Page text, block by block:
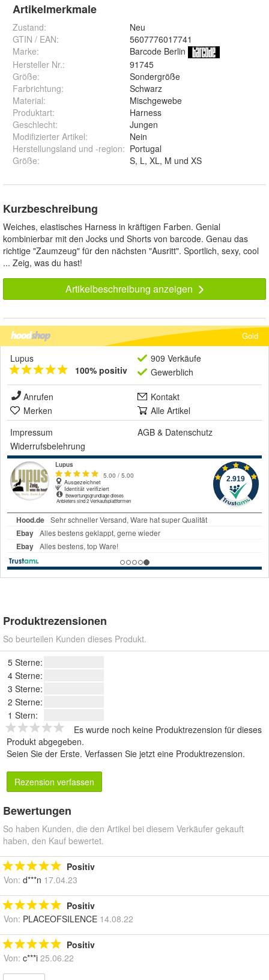
Artikelmerkmale
Zustand:
Neu
GTIN / EAN:
5607776017741
Marke:
Barcode Berlin
Hersteller Nr.:
91745
Größe:
Sondergröße
Farbrichtung:
Schwarz
Material:
Mischgewebe
Produktart:
Harness
Geschlecht:
Jungen
Modifizierter Artikel:
Nein
Herstellungsland und -region: Portugal
Größe: S, L, XL, M und XS
Kurzbeschreibung
Weiches, elastisches Harness in kräftigen Farben. Genial
kombinierbar mit den Jocks und Shorts von barcode. Genau das
richtige "Zaumzeug" für den nächsten "Ausritt". Sportlich, sexy, cool
... Zeig, was du hast!
Artikelbeschreibung anzeigen
Gold
Lupus
100% positiv
909 Verkäufe
Gewerblich
Anrufen
Kontakt
Merken
Alle Artikel
Impressum
AGB & Datenschutz
Widerrufsbelehrung
Produktrezensionen
So beurteilen Kunden dieses Produkt.
5 Sterne:
4 Sterne:
3 Sterne:
2 Sterne:
1 Stern:
Es wurde noch keine Produktrezension für dieses
Produkt abgegeben.
Seien Sie der Erste. Verfassen Sie jetzt eine Produktrezension.
Rezension verfassen
Bewertungen
So haben Kunden, die den Artikel bei diesem Verkäufer gekauft
haben, den Kauf bewertet.
Positiv
Von: d***n 17.04.23
Positiv
Von: PLACEOFSILENCE 14.08.22
Positiv
Von: c***i 25.06.22